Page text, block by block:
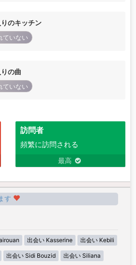
のキッチン
ていない
の曲
ていない
訪問者
頻繁に訪問される
最高
す
出会い Kasserine 出会い Kebili
出会い Sidi Bouzid 出会い Siliana